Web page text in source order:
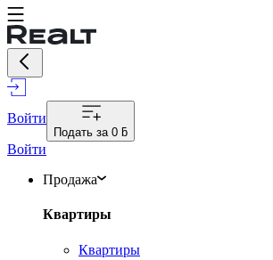
Войти
Подать за 0 ƃ
Войти
Продажа
Квартиры
Квартиры